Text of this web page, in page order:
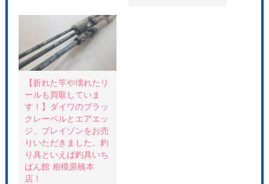
) ィ
ド
ウ
で
開
き
す
)
ま
す
)
【折れた竿や壊れたリ
ールも買取していま
す！】ダイワのブラッ
クレーベルとエアエッ
ジ、ブレイゾンをお売
りいただきました。釣
り具といえば釣具いち
ばん館 相模原橋本
店！